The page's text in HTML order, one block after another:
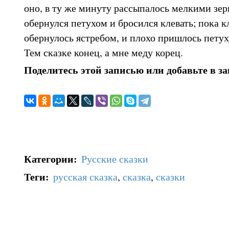
оно, в ту же минуту рассыпалось мелкими
обернулся петухом и бросился клевать; пока
обернулось ястребом, и плохо пришлось
Тем сказке конец, а мне меду корец.
Поделитесь этой записью или добавьте в
Категории: Русские сказки
Теги: русская сказка, сказка, сказки